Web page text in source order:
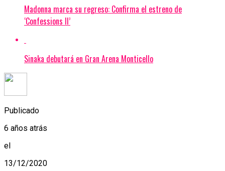
Madonna marca su regreso: Confirma el estreno de
‘Confessions II’
Sinaka debutará en Gran Arena Monticello
Publicado
6 años atrás
el
13/12/2020